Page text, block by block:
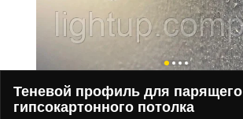
Теневой профиль для парящего
гипсокартонного потолка